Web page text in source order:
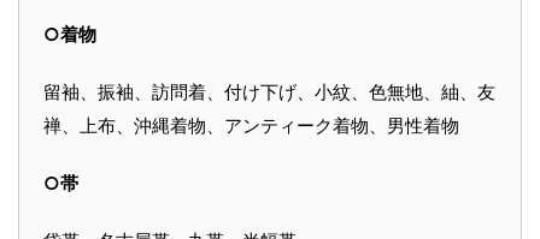
○着物
留袖、振袖、訪問着、付け下げ、小紋、色無地、紬、友
禅、上布、沖縄着物、アンティーク着物、男性着物
○帯